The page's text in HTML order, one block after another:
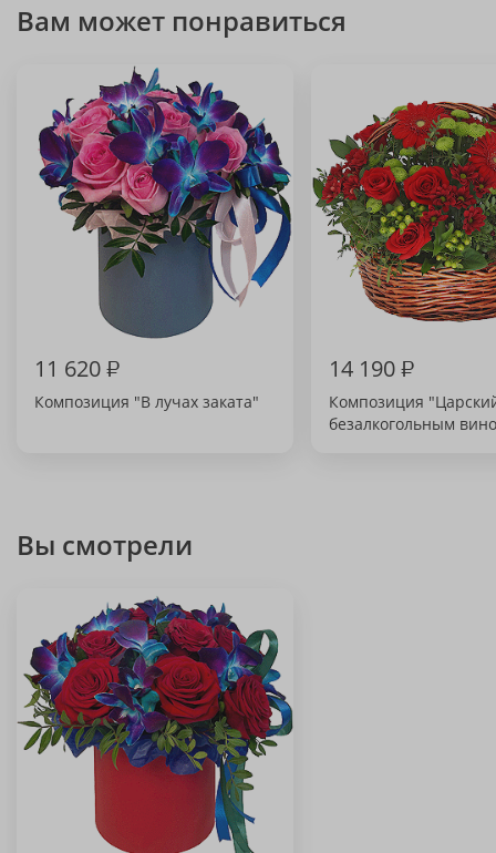
Вам может понравиться
11 620₽
Композиция "В лучах заката"
14 190₽
Композиция
безалкогольным
Вы смотрели